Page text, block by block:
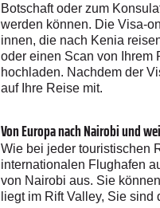
Botschaft oder zum
werden können. Die Visa-
innen, die nach Kenia
oder einen Scan von Ihrem
hochladen. Nachdem der
auf Ihre Reise mit.
Von Europa nach Nairobi und
Wie bei jeder touristischen
internationalen Flughafen
von Nairobi aus. Sie
liegt im Rift Valley, Sie